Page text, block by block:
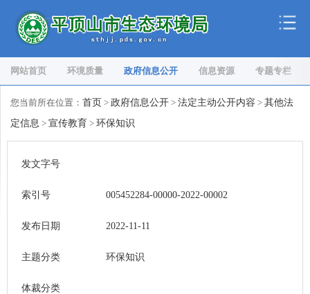
网站首页 环境质量 政府信息公开 信息资源 专题专栏
您当前所在位置： 首页 > 政府信息公开 > 法定主动公开内容 > 其他法
定信息 > 宣传教育 > 环保知识
发文字号
索引号 005452284-00000-2022-00002
发布日期 2022-11-11
主题分类 环保知识
体裁分类